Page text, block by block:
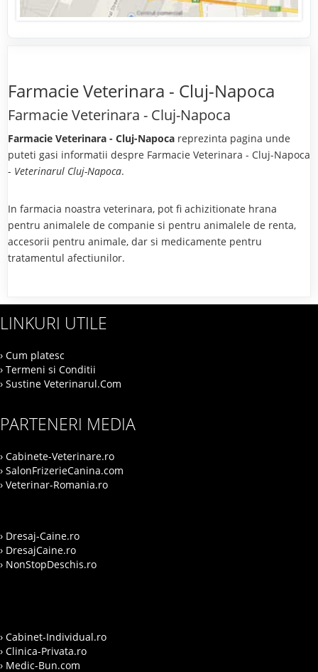
Farmacie Veterinara - Cluj-Napoca
Farmacie Veterinara - Cluj-Napoca
Farmacie Veterinara - Cluj-Napoca reprezinta pagina unde
puteti gasi informatii despre Farmacie Veterinara - Cluj-Napoca
- Veterinarul Cluj-Napoca.
In farmacia noastra veterinara, pot fi achizitionate hrana
pentru animalele de companie si pentru animalele de renta,
accesorii pentru animale, dar si medicamente pentru
tratamentul afectiunilor.
LINKURI UTILE
› Cum platesc
› Termeni si Conditii
› Sustine Veterinarul.Com
PARTENERI MEDIA
› Cabinete-Veterinare.ro
› SalonFrizerieCanina.com
› Veterinar-Romania.ro
› Dresaj-Caine.ro
› DresajCaine.ro
› NonStopDeschis.ro
› Cabinet-Individual.ro
› Clinica-Privata.ro
› Medic-Bun.com